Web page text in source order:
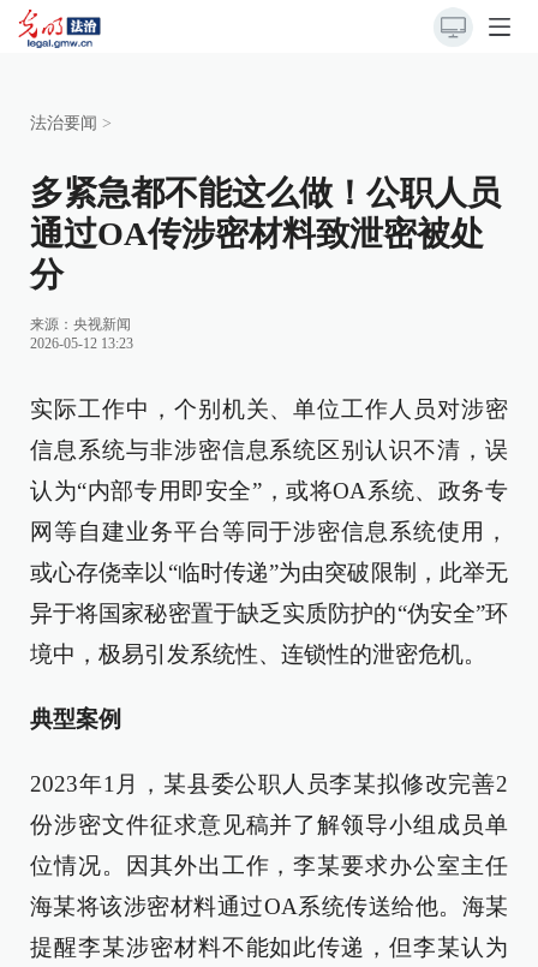
法治要闻 >
多紧急都不能这么做！公职人员
通过OA传涉密材料致泄密被处
分
来源： 央视新闻
2026-05-12 13:23
实际工作中，个别机关、单位工作人员对涉密
信息系统与非涉密信息系统区别认识不清，误
认为“内部专用即安全”，或将OA系统、政务专
网等自建业务平台等同于涉密信息系统使用，
或心存侥幸以“临时传递”为由突破限制，此举无
异于将国家秘密置于缺乏实质防护的“伪安全”环
境中，极易引发系统性、连锁性的泄密危机。
典型案例
2023年1月，某县委公职人员李某拟修改完善2
份涉密文件征求意见稿并了解领导小组成员单
位情况。因其外出工作，李某要求办公室主任
海某将该涉密材料通过OA系统传送给他。海某
提醒李某涉密材料不能如此传递，但李某认为